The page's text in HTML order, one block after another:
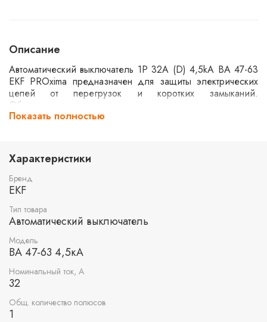
Описание
Автоматический выключатель 1P 32А (D) 4,5kA ВА 47-63
EKF PROxima предназначен для защиты электрических
цепей от перегрузок и коротких замыканий.
Обеспечивает надежное отключение при превышении
заданного тока. Используется в жилых и коммерческих
пусковыми токами.
Показать полностью
Характеристики
Бренд
EKF
Тип товара
Автоматический выключатель
Модель
ВА 47-63 4,5кА
Номинальный ток, А
32
Общ. количество полюсов
1